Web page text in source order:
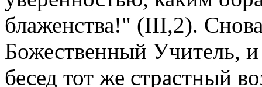
блаженства!" (III,2).
Божественный Учитель,
бесед тот же страстный